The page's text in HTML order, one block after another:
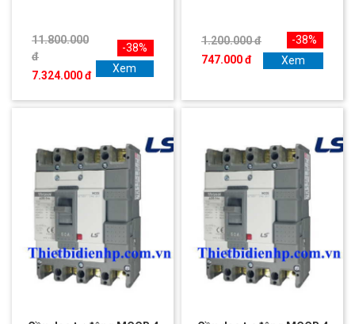
11.800.000
đ
7.324.000 đ
-38%
Xem
1.200.000 đ
747.000 đ
-38%
Xem